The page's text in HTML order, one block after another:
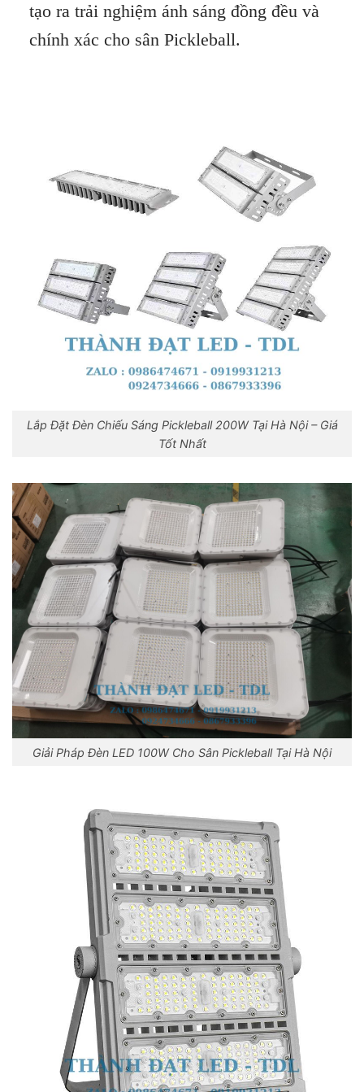
tạo ra trải nghiệm ánh sáng đồng đều và
chính xác cho sân Pickleball.
Lắp Đặt Đèn Chiếu Sáng Pickleball 200W Tại Hà Nội – Giá
Tốt Nhất
Giải Pháp Đèn LED 100W Cho Sân Pickleball Tại Hà Nội